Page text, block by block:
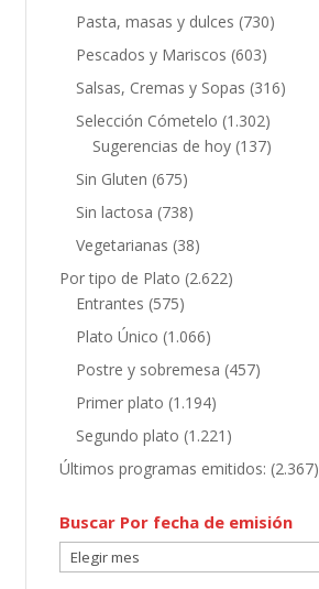
Pasta, masas y dulces (730)
Pescados y Mariscos (603)
Salsas, Cremas y Sopas (316)
Selección Cómetelo (1.302)
Sugerencias de hoy(137)
Sin Gluten (675)
Sin lactosa (738)
Vegetarianas (38)
Por tipo de Plato (2.622)
Entrantes (575)
Plato Único (1.066)
Postre y sobremesa (457)
Primer plato (1.194)
Segundo plato (1.221)
Últimos programas emitidos: (2.367)
Buscar Por fecha de emisión
Buscar
Por